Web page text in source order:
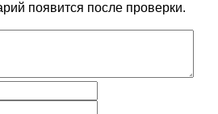
появится после проверки.